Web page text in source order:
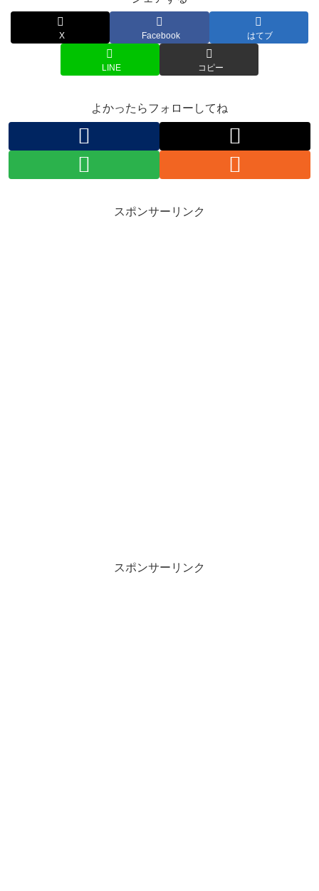
X Facebook はてブ
LINE コピー
よかったらフォローしてね
スポンサーリンク
スポンサーリンク